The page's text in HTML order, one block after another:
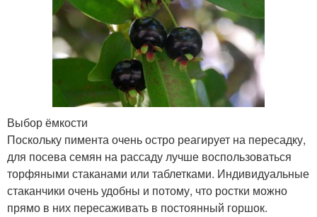
Выбор ёмкости
Поскольку пимента очень остро реагирует на пересадку,
для посева семян на рассаду лучше воспользоваться
торфяными стаканами или таблетками. Индивидуальные
стаканчики очень удобны и потому, что ростки можно
прямо в них пересаживать в постоянный горшок.